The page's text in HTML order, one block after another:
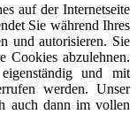
auf der Internetseite
Sie während Ihres
und autorisieren. Sie
Cookies abzulehnen.
und mit
werden. Unser
auch dann im vollen